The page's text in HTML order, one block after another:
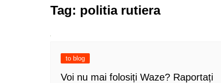
Tag: politia rutiera
to blog
Voi nu mai folosiți Waze? Raportați